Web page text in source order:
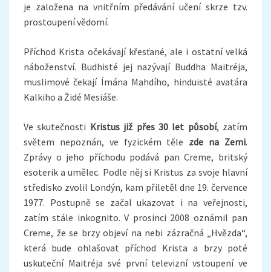
je založena na vnitřním předávání učení skrze tzv.
prostoupení vědomí.
Příchod Krista očekávají křesťané, ale i ostatní velká
náboženství. Budhisté jej nazývají Buddha Maitréja,
muslimové čekají Ímána Mahdího, hinduisté avatára
Kalkiho a Židé Mesiáše.
Ve skutečnosti Kristus již přes 30 let působí, zatím
světem nepoznán, ve fyzickém těle zde na Zemi.
Zprávy o jeho příchodu podává pan Creme, britský
esoterik a umělec. Podle něj si Kristus za svoje hlavní
středisko zvolil Londýn, kam přiletěl dne 19. července
1977. Postupně se začal ukazovat i na veřejnosti,
zatím stále inkognito. V prosinci 2008 oznámil pan
Creme, že se brzy objeví na nebi zázračná „Hvězda“,
která bude ohlašovat příchod Krista a brzy poté
uskuteční Maitréja své první televizní vstoupení ve